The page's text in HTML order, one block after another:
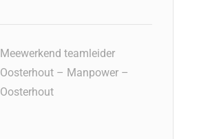
Meewerkend teamleider
Oosterhout – Manpower –
Oosterhout